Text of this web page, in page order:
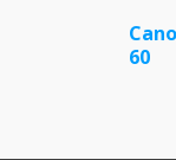
60